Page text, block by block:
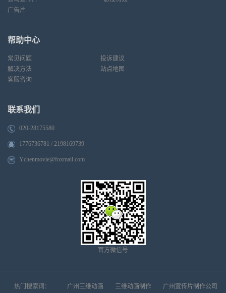
广告片
帮助中心
常见问题
解决方法
客服咨询
投诉建议
站点地图
联系我们
020-28175580
1776736781 / 2198169739
Ychenmovie@foxmail.com
官方微信号
热门搜索词： 广州三维动画 三维动画制作
广州宣传片制作公司